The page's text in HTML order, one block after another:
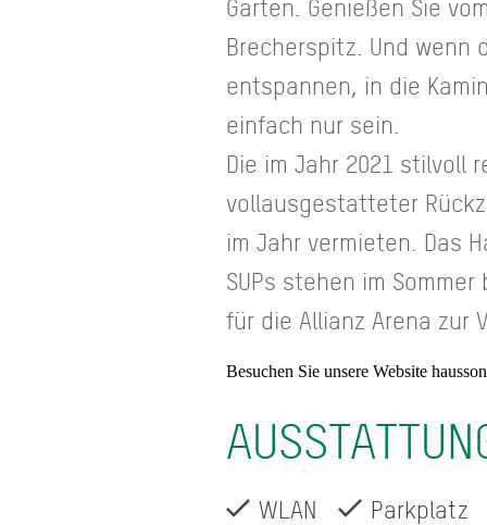
Garten. Genießen Sie
Brecherspitz. Und wenn
entspannen, in die
einfach nur sein.
Die im Jahr 2021 stilvoll
vollausgestatteter
im Jahr vermieten. Das
SUPs stehen im
für die Allianz Arena zur
Besuchen Sie unsere Website
WLAN Parkplatz